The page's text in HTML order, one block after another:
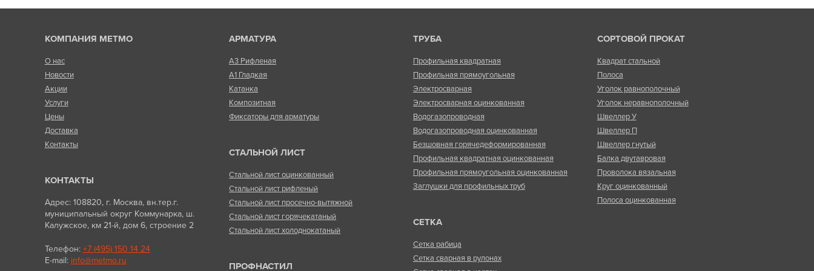
КОМПАНИЯ МЕТМО
О нас
Новости
Акции
Услуги
Цены
Доставка
Контакты
КОНТАКТЫ
Адрес: 108820, г. Москва, вн.тер.г.
муниципальный округ Коммунарка, ш.
Калужское, км 21-й, дом 6, строение 2
Телефон: +7 (495) 150 14 24
E-mail: info@metmo.ru
АРМАТУРА
А3 Рифленая
А1 Гладкая
Катанка
Композитная
Фиксаторы для арматуры
СТАЛЬНОЙ ЛИСТ
Стальной лист оцинкованный
Стальной лист рифленый
Стальной лист просечно-вытяжной
Стальной лист горячекатаный
Стальной лист холоднокатаный
ПРОФНАСТИЛ
ТРУБА
Профильная квадратная
Профильная прямоугольная
Электросварная
Электросварная оцинкованная
Водогазопроводная
Водогазопроводная оцинкованная
Безшовная горячедеформированная
Профильная квадратная оцинкованная
Профильная прямоугольная оцинкованная
Заглушки для профильных труб
СЕТКА
Сетка рабица
Сетка сварная в рулонах
СОРТОВОЙ ПРОКАТ
Квадрат стальной
Полоса
Уголок равнополочный
Уголок неравнополочный
Швеллер У
Швеллер П
Швеллер гнутый
Балка двутавровая
Проволока вязальная
Круг оцинкованный
Полоса оцинкованная